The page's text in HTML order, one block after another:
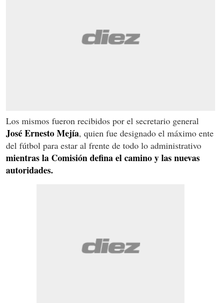
Los mismos fueron recibidos por el secretario general
José Ernesto Mejía, quien fue designado el máximo ente
del fútbol para estar al frente de todo lo administrativo
mientras la Comisión defina el camino y las nuevas
autoridades.